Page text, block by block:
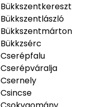
Bükkszentkereszt
Bükkszentlászló
Bükkszentmárton
Bükkzsérc
Cserépfalu
Cserépváralja
Csernely
Csincse